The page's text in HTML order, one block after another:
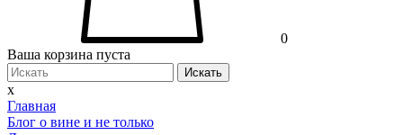
0
Ваша корзина пуста
Искать
x
Главная
Блог о вине и не только